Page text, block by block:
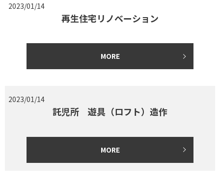
2023/01/14
再生住宅リノベーション
MORE
2023/01/14
託児所 遊具（ロフト）造作
MORE